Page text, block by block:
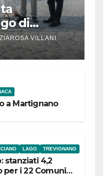
di
VILLANI
a Martignano
LAGO TREVIGNANO
stanziati 4,2
per i 22 Comuni